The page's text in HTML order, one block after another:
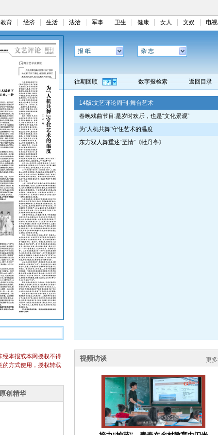
教育 经济 生活 法治 军事 卫生 健康 女人 文娱 电视
报 纸 杂 志
往期回顾 数字报检索 返回目录
14版:文艺评论周刊·舞台艺术
春晚戏曲节目:是岁时欢乐，也是“文化景观”
为“人机共舞”守住艺术的温度
东方双人舞重述“至情”《牡丹亭》